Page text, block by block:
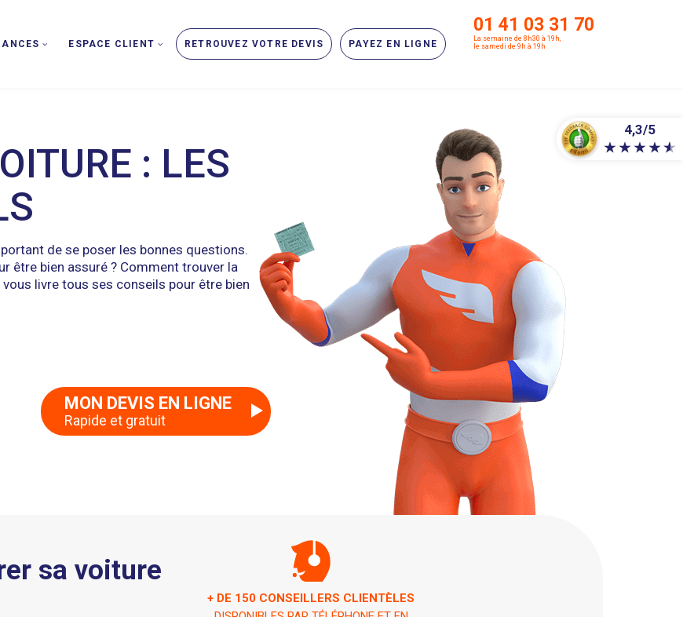
01 41 03 31 70
La semaine de 8h30 à 19h,
le samedi de 9h à 19h
ESPACE CLIENT RETROUVEZ VOTRE DEVIS PAYEZ EN LIGNE
: LES
de se poser les bonnes questions.
être bien assuré ? Comment trouver la
livre tous ses conseils pour être bien
MON DEVIS EN LIGNE
Rapide et gratuit
sa voiture
ASSISTANCE 7 JOURS / 7 ET 24H / 24
4,3/5
★ ★ ★ ★ ★